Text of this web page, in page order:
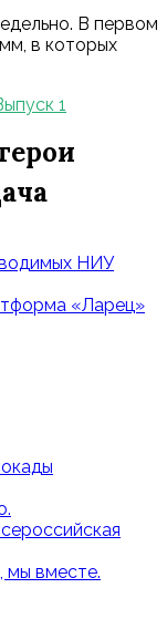
В первом
в которых
1
НИУ
«Ларец»
мы вместе.